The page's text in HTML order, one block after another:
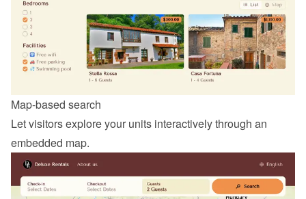
Map-based search
Let visitors explore your units interactively through an
embedded map.